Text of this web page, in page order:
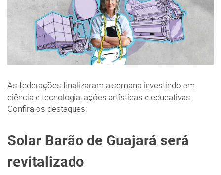
As federações finalizaram a semana investindo em
ciência e tecnologia, ações artísticas e educativas.
Confira os destaques:
Solar Barão de Guajará será
revitalizado